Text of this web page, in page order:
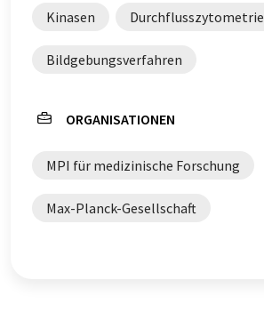
Kinasen Durchflusszytometrie
Bildgebungsverfahren
ORGANISATIONEN
MPI für medizinische Forschung
Max-Planck-Gesellschaft